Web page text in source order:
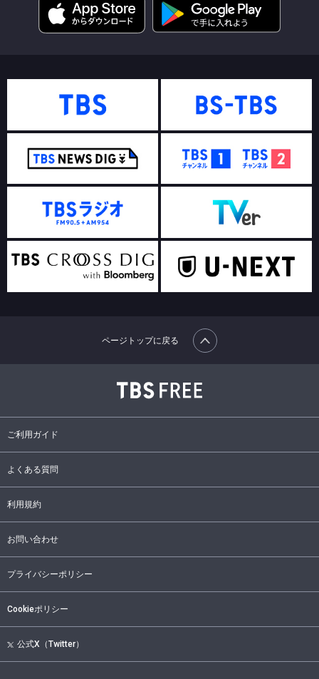
ご利用ガイド
よくある質問
利用規約
お問い合わせ
プライバシーポリシー
Cookieポリシー
公式X（Twitter）
ページトップに戻る